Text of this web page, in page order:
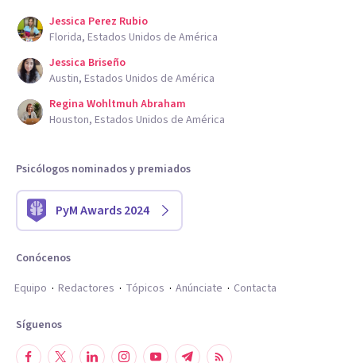
Jessica Perez Rubio
Florida, Estados Unidos de América
Jessica Briseño
Austin, Estados Unidos de América
Regina Wohltmuh Abraham
Houston, Estados Unidos de América
Psicólogos nominados y premiados
PyM Awards 2024
Conócenos
Equipo
Redactores Tópicos Anúnciate Contacta
Síguenos